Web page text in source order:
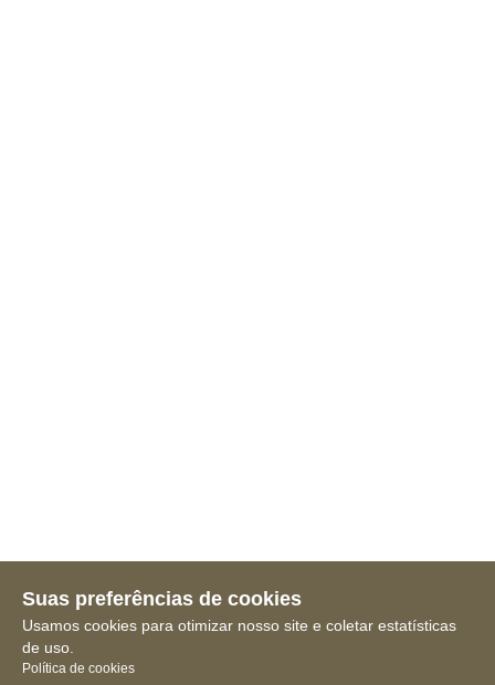
Suas preferências de cookies
Usamos cookies para otimizar nosso site e coletar estatísticas
de uso.
Política de cookies